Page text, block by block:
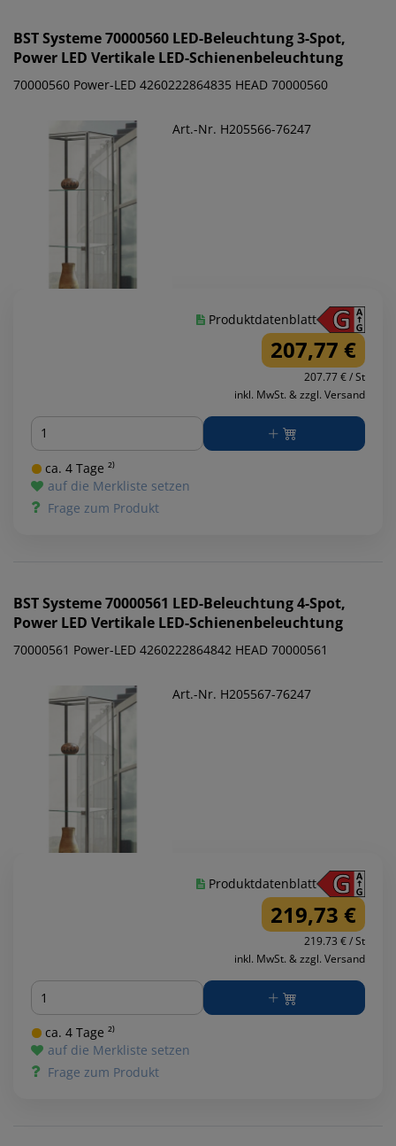
BST Systeme70000560 LED-Beleuchtung 3-Spot,
Power LED Vertikale LED-Schienenbeleuchtung
70000560 Power-LED 4260222864835 HEAD 70000560
Art.-Nr. H205566-76247
Produktdatenblatt
207,77 €
207.77 € / St
inkl. MwSt. & zzgl. Versand
Menge
ca. 4 Tage ²⁾
auf die Merkliste setzen
Frage zum Produkt
BST Systeme70000561 LED-Beleuchtung 4-Spot,
Power LED Vertikale LED-Schienenbeleuchtung
70000561 Power-LED 4260222864842 HEAD 70000561
Art.-Nr. H205567-76247
Produktdatenblatt
219,73 €
219.73 € / St
inkl. MwSt. & zzgl. Versand
Menge
ca. 4 Tage ²⁾
auf die Merkliste setzen
Frage zum Produkt